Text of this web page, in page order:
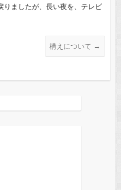
りましたが、長い夜を、テレビ
構えについて →